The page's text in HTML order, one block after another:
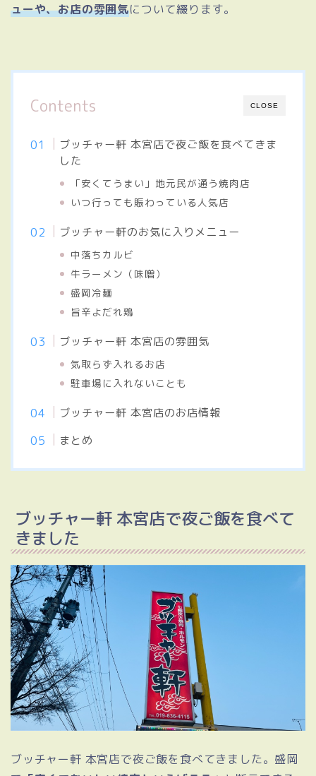
ューや、お店の雰囲気について綴ります。
CLOSE
Contents
ブッチャー軒 本宮店で夜ご飯を食べてきま
した
「安くてうまい」地元民が通う焼肉店
いつ行っても賑わっている人気店
ブッチャー軒のお気に入りメニュー
中落ちカルビ
牛ラーメン（味噌）
盛岡冷麺
旨辛よだれ鶏
ブッチャー軒 本宮店の雰囲気
気取らず入れるお店
駐車場に入れないことも
ブッチャー軒 本宮店のお店情報
まとめ
ブッチャー軒 本宮店で夜ご飯を食べて
きました
ブッチャー軒 本宮店で夜ご飯を食べてきました。盛岡